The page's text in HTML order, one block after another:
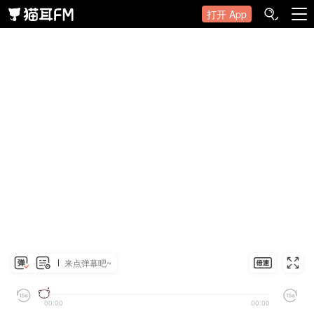
打开 App
来点弹幕吧~
00:00 00:00